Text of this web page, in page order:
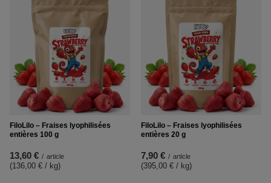
FiloLilo – Fraises lyophilisées
entières 100 g
13,60 € / article
(136,00 € / kg)
FiloLilo – Fraises lyophilisées
entières 20 g
7,90 € / article
(395,00 € / kg)